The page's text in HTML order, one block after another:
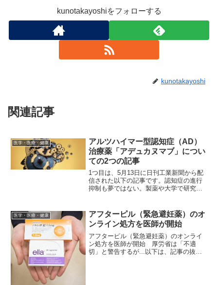
kunotakayoshiをフォローする
kunotakayoshi
関連記事
医学・医療・健康
アルツハイマー型認知症（AD）
治療薬「アデュカヌマブ」につい
ての2つの記事
1つ目は、5月13日に日刊工業新聞から配
信された以下の記事です。認知症の進行
抑制も夢ではない。製薬や大学で研究進
働省の推計によると、国内認知症患者は
2012年に462万...
医学・医療・健康
アフターピル（緊急避妊薬）のオ
ンライン処方を医師が開始
アフターピル（緊急避妊薬）のオンライ
ン処方を医師が開始 厚労省は「不適
切」と警告するが...以下は、記事の抜粋